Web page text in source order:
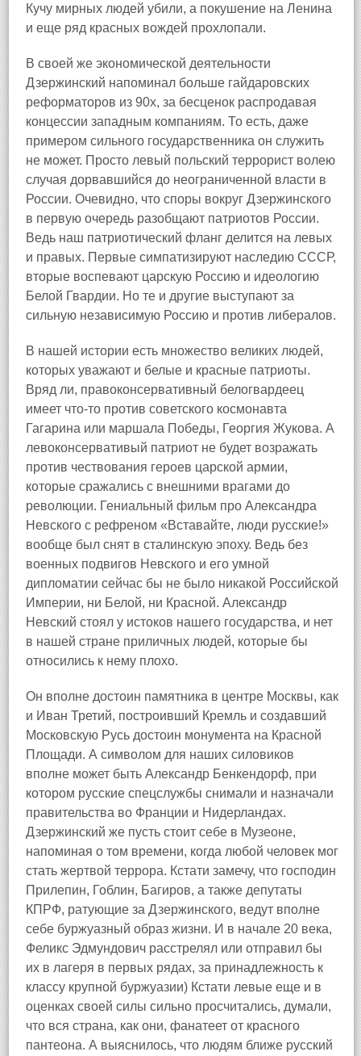
Кучу мирных людей убили, а покушение на Ленина
и еще ряд красных вождей прохлопали.
В своей же экономической деятельности
Дзержинский напоминал больше гайдаровских
реформаторов из 90х, за бесценок распродавая
концессии западным компаниям. То есть, даже
примером сильного государственника он служить
не может. Просто левый польский террорист волею
случая дорвавшийся до неограниченной власти в
России. Очевидно, что споры вокруг Дзержинского
в первую очередь разобщают патриотов России.
Ведь наш патриотический фланг делится на левых
и правых. Первые симпатизируют наследию СССР,
вторые воспевают царскую Россию и идеологию
Белой Гвардии. Но те и другие выступают за
сильную независимую Россию и против либералов.
В нашей истории есть множество великих людей,
которых уважают и белые и красные патриоты.
Вряд ли, правоконсервативный белогвардеец
имеет что-то против советского космонавта
Гагарина или маршала Победы, Георгия Жукова. А
левоконсервативый патриот не будет возражать
против чествования героев царской армии,
которые сражались с внешними врагами до
революции. Гениальный фильм про Александра
Невского с рефреном «Вставайте, люди русские!»
вообще был снят в сталинскую эпоху. Ведь без
военных подвигов Невского и его умной
дипломатии сейчас бы не было никакой Российской
Империи, ни Белой, ни Красной. Александр
Невский стоял у истоков нашего государства, и нет
в нашей стране приличных людей, которые бы
относились к нему плохо.
Он вполне достоин памятника в центре Москвы, как
и Иван Третий, построивший Кремль и создавший
Московскую Русь достоин монумента на Красной
Площади. А символом для наших силовиков
вполне может быть Александр Бенкендорф, при
котором русские спецслужбы снимали и назначали
правительства во Франции и Нидерландах.
Дзержинский же пусть стоит себе в Музеоне,
напоминая о том времени, когда любой человек мог
стать жертвой террора. Кстати замечу, что господин
Прилепин, Гоблин, Багиров, а также депутаты
КПРФ, ратующие за Дзержинского, ведут вполне
себе буржуазный образ жизни. И в начале 20 века,
Феликс Эдмундович расстрелял или отправил бы
их в лагеря в первых рядах, за принадлежность к
классу крупной буржуазии) Кстати левые еще и в
оценках своей силы сильно просчитались, думали,
что вся страна, как они, фанатеет от красного
пантеона. А выяснилось, что людям ближе русский